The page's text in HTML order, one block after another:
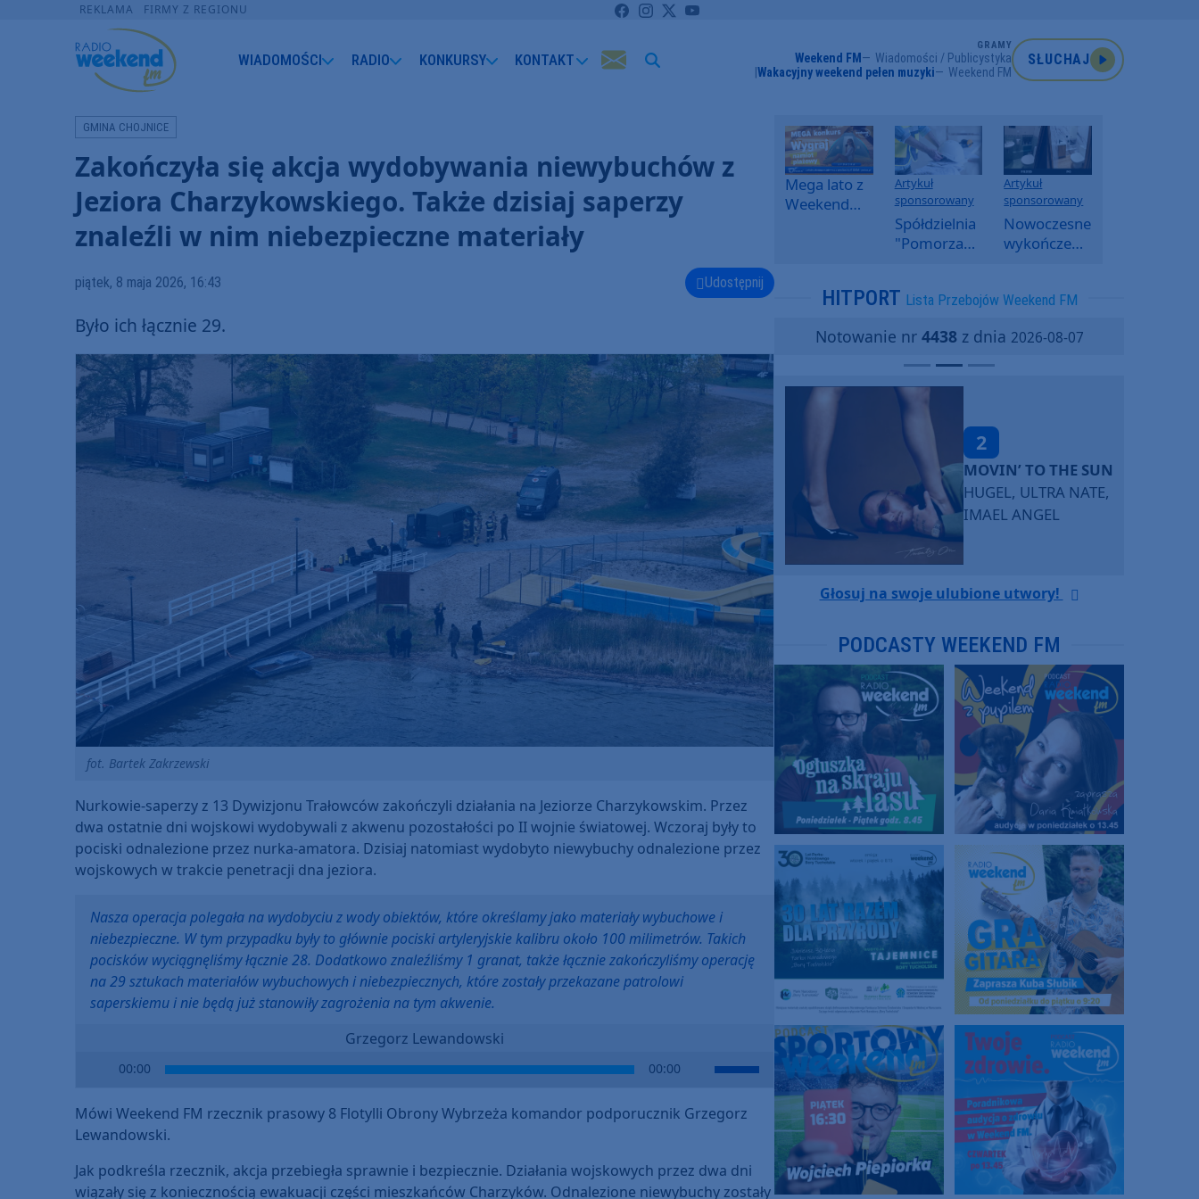
REKLAMA FIRMY Z REGIONU
WIADOMOŚCI RADIO KONKURSY KONTAKT
GRAMY
Weekend FM
Wiadomości / Publicystyka
Wakacyjny weekend pełen muzyki
Weekend FM
SŁUCHAJ
GMINA CHOJNICE
Zakończyła się akcja wydobywania niewybuchów z
Jeziora Charzykowskiego. Także dzisiaj saperzy
znaleźli w nim niebezpieczne materiały
piątek, 8 maja 2026, 16:43 Udostępnij
Było ich łącznie 29.
fot. Bartek Zakrzewski
Nurkowie-saperzy z 13 Dywizjonu Trałowców zakończyli działania na Jeziorze Charzykowskim. Przez
dwa ostatnie dni wojskowi wydobywali z akwenu pozostałości po II wojnie światowej. Wczoraj były to
pociski odnalezione przez nurka-amatora. Dzisiaj natomiast wydobyto niewybuchy odnalezione przez
wojskowych w trakcie penetracji dna jeziora.
Nasza operacja polegała na wydobyciu z wody obiektów, które określamy jako materiały wybuchowe i
niebezpieczne. W tym przypadku były to głównie pociski artyleryjskie kalibru około 100 milimetrów. Takich
pocisków wyciągnęliśmy łącznie 28. Dodatkowo znaleźliśmy 1 granat, także łącznie zakończyliśmy operację
na 29 sztukach materiałów wybuchowych i niebezpiecznych, które zostały przekazane patrolowi
saperskiemu i nie będą już stanowiły zagrożenia na tym akwenie.
Grzegorz Lewandowski
00:00 00:00
Use
Up/Down
keys
increase
or
Mówi Weekend FM rzecznik prasowy 8 Flotylli Obrony Wybrzeża komandor podporucznik Grzegorz
Lewandowski.
Jak podkreśla rzecznik, akcja przebiegła sprawnie i bezpiecznie. Działania wojskowych przez dwa dni
wiązały się z koniecznością ewakuacji części mieszkańców Charzyków. Odnalezione niewybuchy zostały
Mega lato z
Weekend
Artykuł
sponsorowany
Spółdzielnia
"Pomorzanka"
informuje o
i ofertach
najmu
Artykuł
sponsorowany
Nowoczesne
wykończenia
SPC, WPC i
kamienny
HITPORT Lista Przebojów Weekend FM
Notowanie nr 4438z dnia 2026-08-07
2
MOVIN’ TO THE SUN
HUGEL, ULTRA NATE,
IMAEL ANGEL
Głosuj na swoje ulubione utwory!
PODCASTY WEEKEND FM